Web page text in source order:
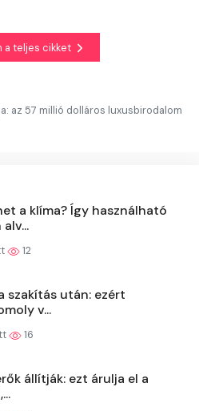
a teljes cikket
az 57 millió dolláros luxusbirodalom
a klíma? Így használható
12
szakítás után: ezért
v...
16
állítják: ezt árulja el a